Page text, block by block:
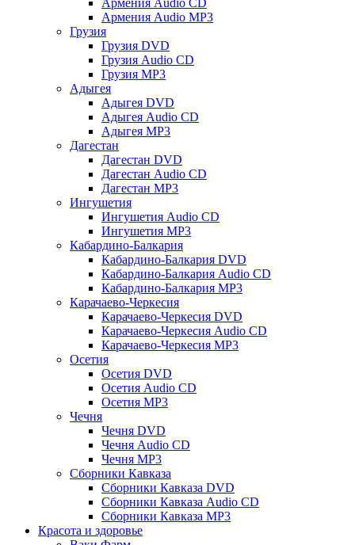
Армения Audio CD
Армения Audio MP3
Грузия
Грузия DVD
Грузия Audio CD
Грузия MP3
Адыгея
Адыгея DVD
Адыгея Audio CD
Адыгея MP3
Дагестан
Дагестан DVD
Дагестан Audio CD
Дагестан MP3
Ингушетия
Ингушетия Audio CD
Ингушетия MP3
Кабардино-Балкария
Кабардино-Балкария DVD
Кабардино-Балкария Audio CD
Кабардино-Балкария MP3
Карачаево-Черкесия
Карачаево-Черкесия DVD
Карачаево-Черкесия Audio CD
Карачаево-Черкесия MP3
Осетия
Осетия DVD
Осетия Audio CD
Осетия MP3
Чечня
Чечня DVD
Чечня Audio CD
Чечня MP3
Сборники Кавказа
Сборники Кавказа DVD
Сборники Кавказа Audio CD
Сборники Кавказа MP3
Красота и здоровье